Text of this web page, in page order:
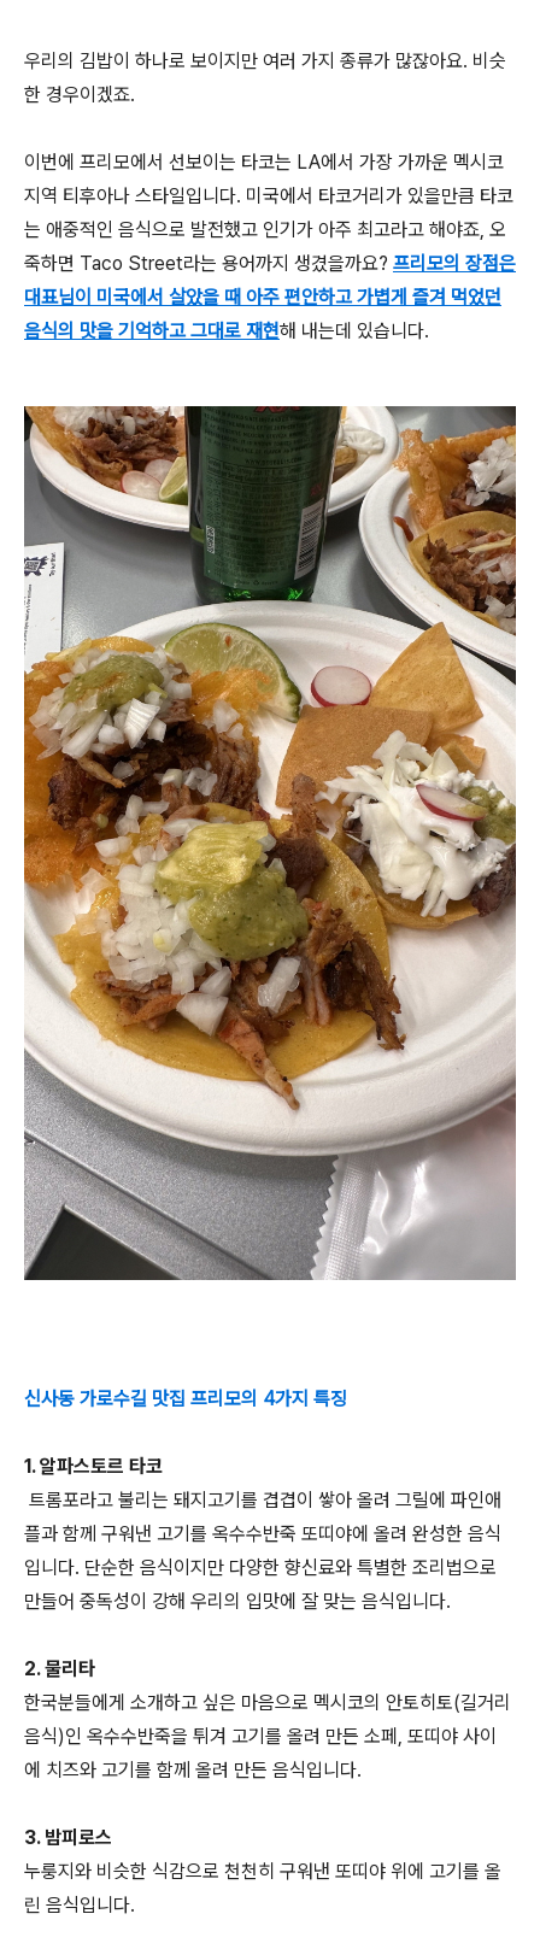
우리의 김밥이 하나로 보이지만 여러 가지 종류가 많잖아요. 비슷
한 경우이겠죠.
이번에 프리모에서 선보이는 타코는 LA에서 가장 가까운 멕시코
지역 티후아나 스타일입니다. 미국에서 타코거리가 있을만큼 타코
는 애중적인 음식으로 발전했고 인기가 아주 최고라고 해야죠, 오
죽하면 Taco Street라는 용어까지 생겼을까요? 프리모의 장점은
대표님이 미국에서 살았을 때 아주 편안하고 가볍게 즐겨 먹었던
음식의 맛을 기억하고 그대로 재현해 내는데 있습니다.
신사동 가로수길 맛집 프리모의 4가지 특징
1. 알파스토르 타코
트롬포라고 불리는 돼지고기를 겹겹이 쌓아 올려 그릴에 파인애
플과 함께 구워낸 고기를 옥수수반죽 또띠야에 올려 완성한 음식
입니다. 단순한 음식이지만 다양한 향신료와 특별한 조리법으로
만들어 중독성이 강해 우리의 입맛에 잘 맞는 음식입니다.
2. 물리타
한국분들에게 소개하고 싶은 마음으로 멕시코의 안토히토(길거리
음식)인 옥수수반죽을 튀겨 고기를 올려 만든 소페, 또띠야 사이
에 치즈와 고기를 함께 올려 만든 음식입니다.
3. 밤피로스
누룽지와 비슷한 식감으로 천천히 구워낸 또띠야 위에 고기를 올
린 음식입니다.